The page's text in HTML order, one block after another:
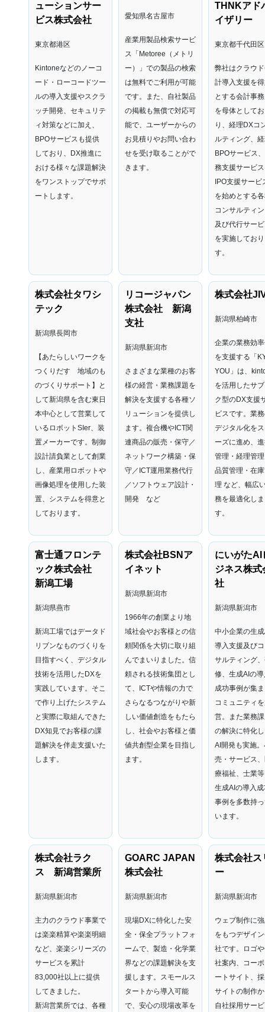
ューションサー
ビス株式会社
東京都港区
Kintoneなどのノーコ
ード・ローコードツー
ルの導入支援やスクラ
ッチ開発、セキュリテ
ィ対策などに加え、
BPOサービスも提供
しており、DX推進に
おける様々な課題解決
をワンストップでサポ
ートします。​
愛知県名古屋市
産業用製品検索サービ
ス「Metoree（メトリ
ー）」での製品の検索
は無料でご利用が可能
です。
また、自社製品
の掲載も無償で対応可
能で、ユーザーからの
お見積りやお問い合わ
せを受け取ることがで
きます。
THNKアド
イザリー
東京都千代田区
弊社はクラウ
計導入支援を
とする会計事
を母体としてお
り、経理DXコ
ルティング、
BPOサービス
務支援サービ
IPO支援サービ
を始めとする
コンサルティ
及び代行サー
を実施してお
す。
株式会社タワシ
テック
新潟県長岡市
【あたらしいワークを
つくりだす 地域のも
のづくりサポート】と
して新潟県を含む東日
本中心として営業して
いるロボットSIer、装
置メーカーです。制御
設計請負業として創業
し、産業用ロボットや
画像処理を使用した装
置、システムを得意と
しております。
リコージャパン
株式会社 新潟
支社
新潟県新潟市
さまざまな業種のお客
様の経営・業務課題を
解決を支援する各種ソ
リューションを提供し
ます。複合機やICT関
連商品の販売・保守／
ネットワーク構築・保
守／ICT運用業務代行
／ソフトウェア設計・
開発 など
株式会社
新潟県柏崎市
企業の業務効
を支援する「
YOU」は、
を活用したサ
ク型のDX支援
ビスです。業
デジタル化を
ーズに進め、
管理・経理管
品質管理・在
理 など、幅広
務を最適化しま
す。
富士通フロンテ
ック株式会社
新潟工場
新潟県燕市
新潟工場ではデータド
リブンなものづくりを
目指すべく、デジタル
技術を活用したDXを
実践しています。そこ
で作り上げたシステム
と実際に取組んできた
DX知見でお客様の課
題解決を伴走支援いた
します。
株式会社BSNア
イネット
新潟県新潟市
1966年の創業より地
域社会やお客様との信
頼関係を大切に取り組
んでまいりました。信
頼される技術集団とし
て、ICTや情報の力で
さらなるつながりや新
しい価値創造をもたら
し、社会やお客様と価
値共創型企業を目指し
ます。
にいがたAI
ジネス株式
社
新潟県新潟市
中小企業の生
導入支援及び
サルティング
修、生成AIの
成功事例が集
コミュニティ
営。また業務
の解決に特化
AI開発も実施
売・サービス
療福祉、士業
生成AIの導入
事例を多数持
います。
株式会社ラク
ス 新潟営業所
新潟県新潟市
主力のクラウド事業で
は楽楽精算や楽楽明細
など、楽楽シリーズの
サービスを累計
83,000社以上に提供
してきました。
新潟営業所では、各種
GOARC JAPAN
株式会社
新潟県新潟市
現場DXに特化した安
全・保全プラットフォ
ームで、製造・化学業
界などの課題解決を支
援します。スモールス
タートから導入可能
で、安心の現場改革を
株式会社ス
ー
新潟県新潟市
ウェブ制作に
をもつデザイ
社です。ロゴ
社案内、コー
ートサイト、
サイトの制作
自社採用サー